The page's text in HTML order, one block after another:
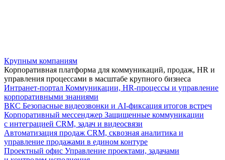
Крупным компаниям
Корпоративная платформа для коммуникаций, продаж, HR и
управления процессами в масштабе крупного бизнеса
Интранет-портал Коммуникации, HR-процессы и управление
корпоративными знаниями
ВКС Безопасные видеозвонки и AI-фиксация итогов встреч
Корпоративный мессенджер Защищенные коммуникации
с интеграцией CRM, задач и видеосвязи
Автоматизация продаж CRM, сквозная аналитика и
управление продажами в едином контуре
Проектный офис Управление проектами, задачами